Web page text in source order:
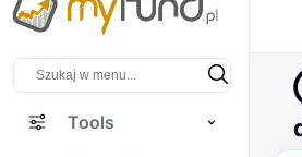
Tools